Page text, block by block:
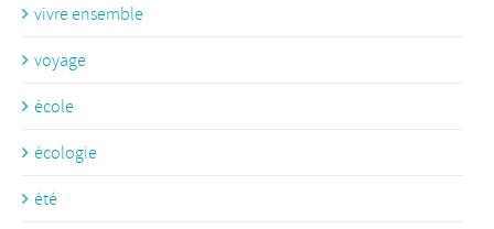
vivre ensemble
voyage
école
écologie
été